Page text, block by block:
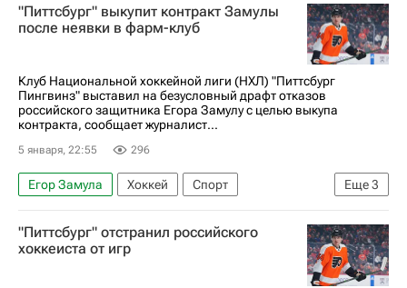
Национальная хоккейная лига (НХЛ)
"Питтсбург" выкупит контракт Замулы
после неявки в фарм-клуб
Клуб Национальной хоккейной лиги (НХЛ) "Питтсбург
Пингвинз" выставил на безусловный драфт отказов
российского защитника Егора Замулу с целью выкупа
контракта, сообщает журналист...
5 января, 22:55 296
Еще3
Егор Замула Хоккей
Спорт
Филадельфия Флайерз
Питтсбург Пингвинз
Национальная хоккейная лига (НХЛ)
"Питтсбург" отстранил российского
хоккеиста от игр